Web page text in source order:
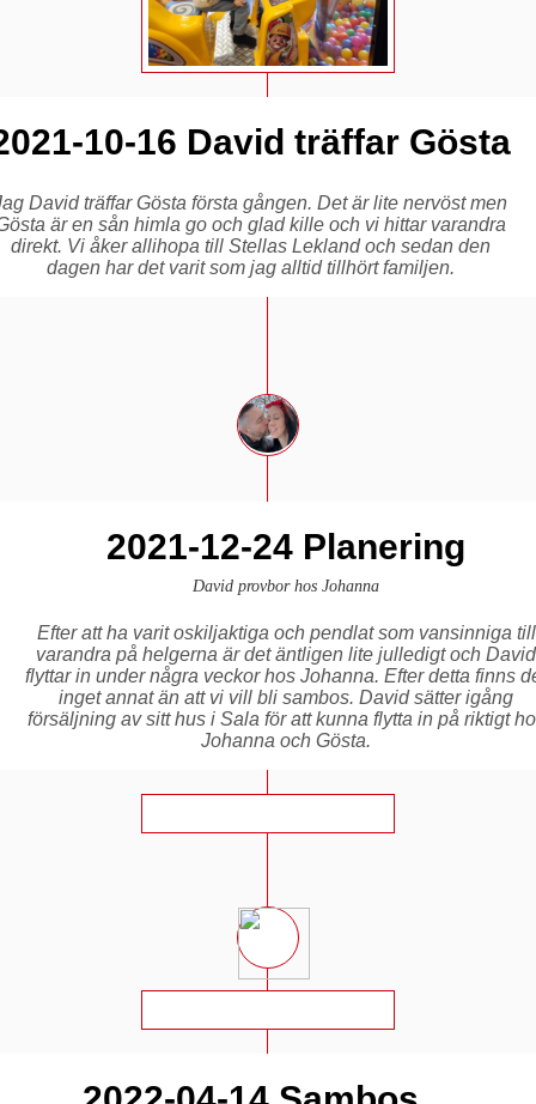
10-16 David träffar Gösta
David träffar Gösta första gången. Det är lite nervöst men
är en sån himla go och glad kille och vi hittar varandra
direkt. Vi åker allihopa till Stellas Lekland och sedan den
dagen har det varit som jag alltid tillhört familjen.
2021-12-24 Planering
David provbor hos Johanna
Efter att ha varit oskiljaktiga och pendlat som vansinniga till
varandra på helgerna är det äntligen lite julledigt och David
flyttar in under några veckor hos Johanna. Efter detta finns
inget annat än att vi vill bli sambos. David sätter igång
försäljning av sitt hus i Sala för att kunna flytta in på riktigt
Johanna och Gösta.